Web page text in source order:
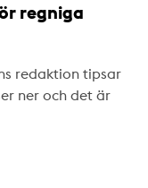
regniga
redaktion tipsar
ner och det är